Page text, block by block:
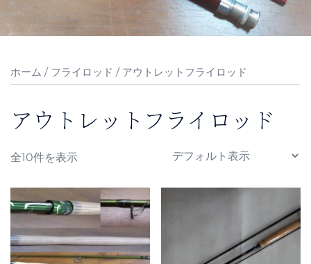
ホーム / フライロッド / アウトレットフライロッド
アウトレットフライロッド
全10件を表示